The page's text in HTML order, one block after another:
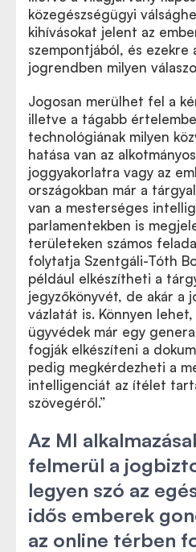
közegészségügyi
kihívásokat jelent az
szempontjából, és ezekre
jogrendben milyen
Jogosan merülhet fel a
illetve a tágabb
technológiának milyen
hatása van az
joggyakorlatra vagy az
országokban már a
van a mesterséges
parlamentekben is
területeken számos
folytatja Szentgáli-Tóth
például elkészítheti a
jegyzőkönyvét, de akár a
vázlatát is. Könnyen
ügyvédek már egy
fogják elkészíteni a
pedig megkérdezheti a
intelligenciát az ítélet
szövegéről.”
Az MI
felmerül a
legyen szó az
idős emberek
az online térben